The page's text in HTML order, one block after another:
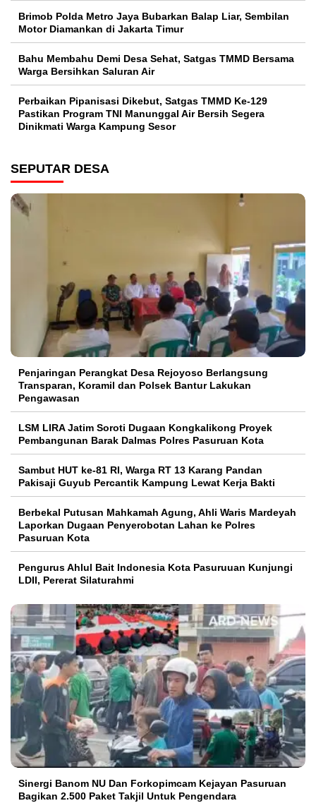
Brimob Polda Metro Jaya Bubarkan Balap Liar, Sembilan
Motor Diamankan di Jakarta Timur
Bahu Membahu Demi Desa Sehat, Satgas TMMD Bersama
Warga Bersihkan Saluran Air
Perbaikan Pipanisasi Dikebut, Satgas TMMD Ke-129
Pastikan Program TNI Manunggal Air Bersih Segera
Dinikmati Warga Kampung Sesor
SEPUTAR DESA
Penjaringan Perangkat Desa Rejoyoso Berlangsung
Transparan, Koramil dan Polsek Bantur Lakukan
Pengawasan
LSM LIRA Jatim Soroti Dugaan Kongkalikong Proyek
Pembangunan Barak Dalmas Polres Pasuruan Kota
Sambut HUT ke-81 RI, Warga RT 13 Karang Pandan
Pakisaji Guyub Percantik Kampung Lewat Kerja Bakti
Berbekal Putusan Mahkamah Agung, Ahli Waris Mardeyah
Laporkan Dugaan Penyerobotan Lahan ke Polres
Pasuruan Kota
Pengurus Ahlul Bait Indonesia Kota Pasuruuan Kunjungi
LDII, Pererat Silaturahmi
Sinergi Banom NU Dan Forkopimcam Kejayan Pasuruan
Bagikan 2.500 Paket Takjil Untuk Pengendara